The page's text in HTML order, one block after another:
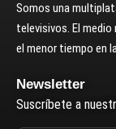
Somos una
televisivos. El
el menor tiempo en
Newsletter
Suscríbete a